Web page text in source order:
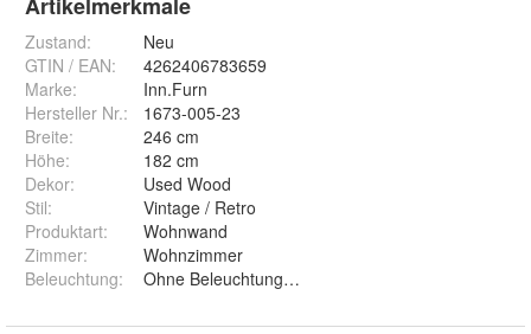
Artikelmerkmale
Zustand:
Neu
GTIN / EAN:
4262406783659
Marke:
Inn.Furn
Hersteller Nr.:
1673-005-23
Breite:
246 cm
Höhe:
182 cm
Dekor:
Used Wood
Stil:
Vintage / Retro
Produktart:
Wohnwand
Zimmer:
Wohnzimmer
Beleuchtung: